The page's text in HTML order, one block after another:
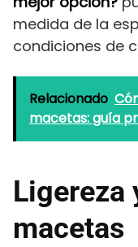
medida de la
condiciones de
Relacionado
macetas: guía
Ligereza
macetas